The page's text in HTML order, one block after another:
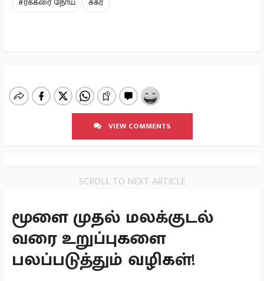
VIEW COMMENTS
SCROLL TO NEXT ARTICLE
மூளை முதல் மலக்குடல்
வரை உறுப்புகளை
பலப்படுத்தும் வழிகள்!